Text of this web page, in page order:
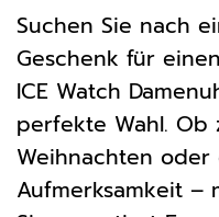
Suchen Sie nach
Geschenk für
ICE Watch
perfekte Wahl. Ob
Weihnachten
Aufmerksamkeit –